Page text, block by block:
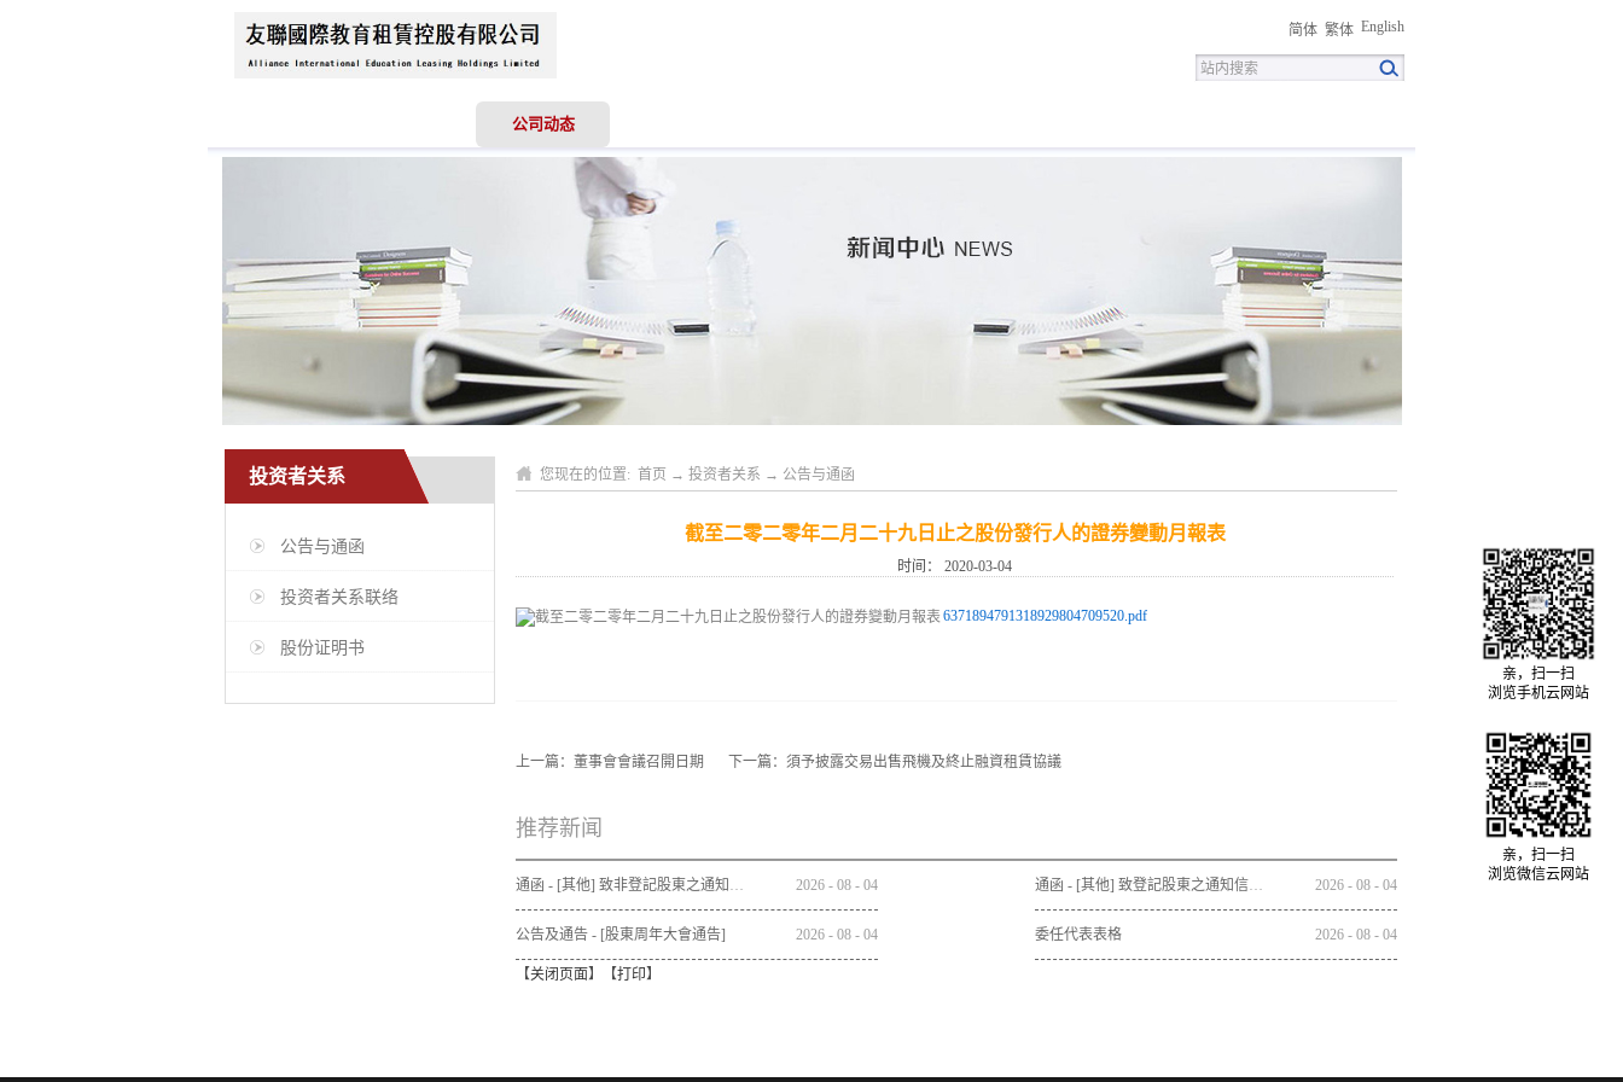
简体 繁体 English
公司动态
投资者关系
公告与通函
投资者关系联络
股份证明书
您现在的位置: 首页 → 投资者关系 → 公告与通函
截至二零二零年二月二十九日止之股份發行人的證券變動月報表
时间： 2020-03-04
6371894791318929804709520.pdf
上一篇： 董事會會議召開日期 下一篇： 須予披露交易出售飛機及終止融資租賃協議
推荐新闻
通函 - [其他] 致非登記股東之通知信函及申請表格 - 通函連同股東週年大會通告及代表委任表格之發佈通知 2026 - 08 - 04 通函 - [其他] 致登記股東之通知信函及回條 - 通函連同股東週年大會通告及代表委任表格之發佈通知 2026 - 08 - 04
公告及通告 - [股東周年大會通告] 2026 - 08 - 04 委任代表表格 2026 - 08 - 04
【关闭页面】【打印】
亲，扫一扫
浏览手机云网站
亲，扫一扫
浏览微信云网站